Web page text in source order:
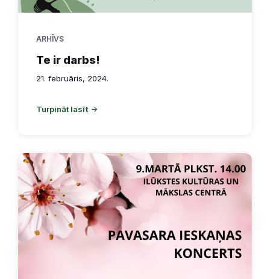
ARHĪVS
Te ir darbs!
21. februāris, 2024.
Turpināt lasīt